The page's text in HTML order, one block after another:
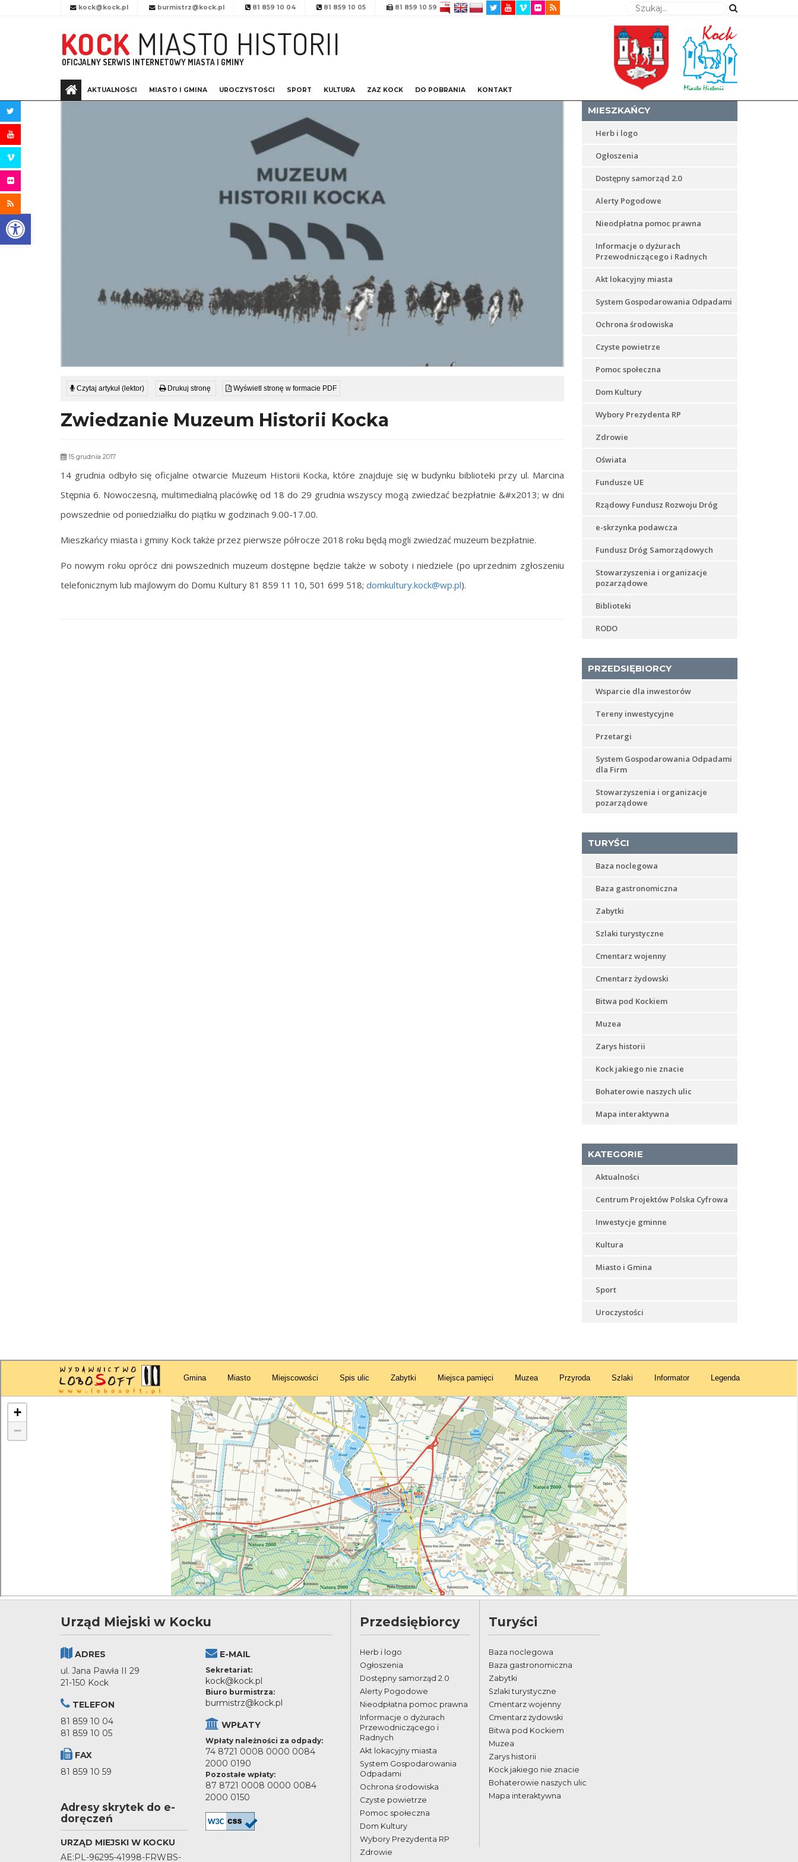
Otwórz pasek narzędzi
kock@kock.pl burmistrz@kock.pl 81 859 10 04 81 859 10 05 81 859 10 59 Wyszukaj
KOCK MIASTO HISTORII
OFICJALNY SERWIS INTERNETOWY MIASTA I GMINY
STRONA
AKTUALNOŚCI MIASTO I GMINA UROCZYSTOŚCI SPORT KULTURA ZAZ KOCK DO POBRANIA KONTAKT
Czytaj artykuł (lektor) Drukuj stronę Wyświetl stronę w formacie PDF
Zwiedzanie Muzeum Historii Kocka
15 grudnia 2017
14 grudnia odbyło się oficjalne otwarcie Muzeum Historii Kocka, które znajduje się w budynku biblioteki przy ul. Marcina
Stępnia 6. Nowoczesną, multimedialną placówkę od 18 do 29 grudnia wszyscy mogą zwiedzać bezpłatnie &#x2013; w dni
powszednie od poniedziałku do piątku w godzinach 9.00-17.00.
Mieszkańcy miasta i gminy Kock także przez pierwsze półrocze 2018 roku będą mogli zwiedzać muzeum bezpłatnie.
Po nowym roku oprócz dni powszednich muzeum dostępne będzie także w soboty i niedziele (po uprzednim zgłoszeniu
telefonicznym lub majlowym do Domu Kultury 81 859 11 10, 501 699 518; domkultury.kock@wp.pl).
MIESZKAŃCY
Herb i logo
Ogłoszenia
Dostępny samorząd 2.0
Alerty Pogodowe
Nieodpłatna pomoc prawna
Informacje o dyżurach
Przewodniczącego i Radnych
Akt lokacyjny miasta
System Gospodarowania Odpadami
Ochrona środowiska
Czyste powietrze
Pomoc społeczna
Dom Kultury
Wybory Prezydenta RP
Zdrowie
Oświata
Fundusze UE
Rządowy Fundusz Rozwoju Dróg
e-skrzynka podawcza
Fundusz Dróg Samorządowych
Stowarzyszenia i organizacje
pozarządowe
Biblioteki
RODO
PRZEDSIĘBIORCY
Wsparcie dla inwestorów
Tereny inwestycyjne
Przetargi
System Gospodarowania Odpadami
dla Firm
Stowarzyszenia i organizacje
pozarządowe
TURYŚCI
Baza noclegowa
Baza gastronomiczna
Zabytki
Szlaki turystyczne
Cmentarz wojenny
Cmentarz żydowski
Bitwa pod Kockiem
Muzea
Zarys historii
Kock jakiego nie znacie
Bohaterowie naszych ulic
Mapa interaktywna
KATEGORIE
Aktualności
Centrum Projektów Polska Cyfrowa
Inwestycje gminne
Kultura
Miasto i Gmina
Sport
Uroczystości
Urząd Miejski w Kocku
ADRES
ul. Jana Pawła II 29
21-150 Kock
TELEFON
81 859 10 04
81 859 10 05
FAX
81 859 10 59
Adresy skrytek do e-
doręczeń
URZĄD MIEJSKI W KOCKU
AE:PL-96295-41998-FRWBS-
E-MAIL
Sekretariat:
kock@kock.pl
Biuro burmistrza:
burmistrz@kock.pl
WPŁATY
Wpłaty należności za odpady:
74 8721 0008 0000 0084
2000 0190
Pozostałe wpłaty:
87 8721 0008 0000 0084
2000 0150
Przedsiębiorcy
Herb i logo
Ogłoszenia
Dostępny samorząd 2.0
Alerty Pogodowe
Nieodpłatna pomoc prawna
Informacje o dyżurach
Przewodniczącego i
Radnych
Akt lokacyjny miasta
System Gospodarowania
Odpadami
Ochrona środowiska
Czyste powietrze
Pomoc społeczna
Dom Kultury
Wybory Prezydenta RP
Zdrowie
Turyści
Baza noclegowa
Baza gastronomiczna
Zabytki
Szlaki turystyczne
Cmentarz wojenny
Cmentarz żydowski
Bitwa pod Kockiem
Muzea
Zarys historii
Kock jakiego nie znacie
Bohaterowie naszych ulic
Mapa interaktywna